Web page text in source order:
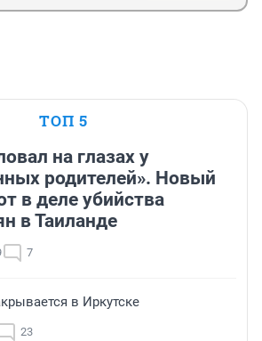
ТОП 5
на глазах у
родителей». Новый
в деле убийства
в Таиланде
7
в Иркутске
23